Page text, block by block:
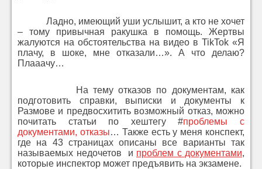
Ладно, имеющий уши услышит, а кто не хочет
– тому привычная ракушка в помощь. Жертвы
жалуются на обстоятельства на видео в TikTok «Я
плачу, в шоке, мне отказали…». А что делаю?
Плааачу…
На тему отказов по документам, как
подготовить справки, выписки и документы к
Размове и предвосхитить возможный отказ, можно
почитать статьи по хештегу #проблемы с
документами, отказы… Также есть у меня конспект,
где на 43 страницах описаны все варианты так
называемых недочетов и проблем с документами,
которые инспектор может предъявить на экзамене.